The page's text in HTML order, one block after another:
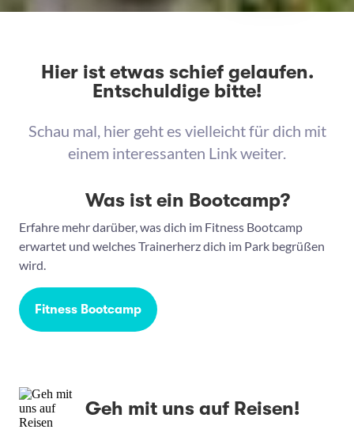
Hier ist etwas schief gelaufen.
Entschuldige bitte!
Schau mal, hier geht es vielleicht für dich mit
einem interessanten Link weiter.
Was ist ein Bootcamp?
Erfahre mehr darüber, was dich im Fitness Bootcamp
erwartet und welches Trainerherz dich im Park begrüßen
wird.
Fitness Bootcamp
Geh mit uns auf Reisen!